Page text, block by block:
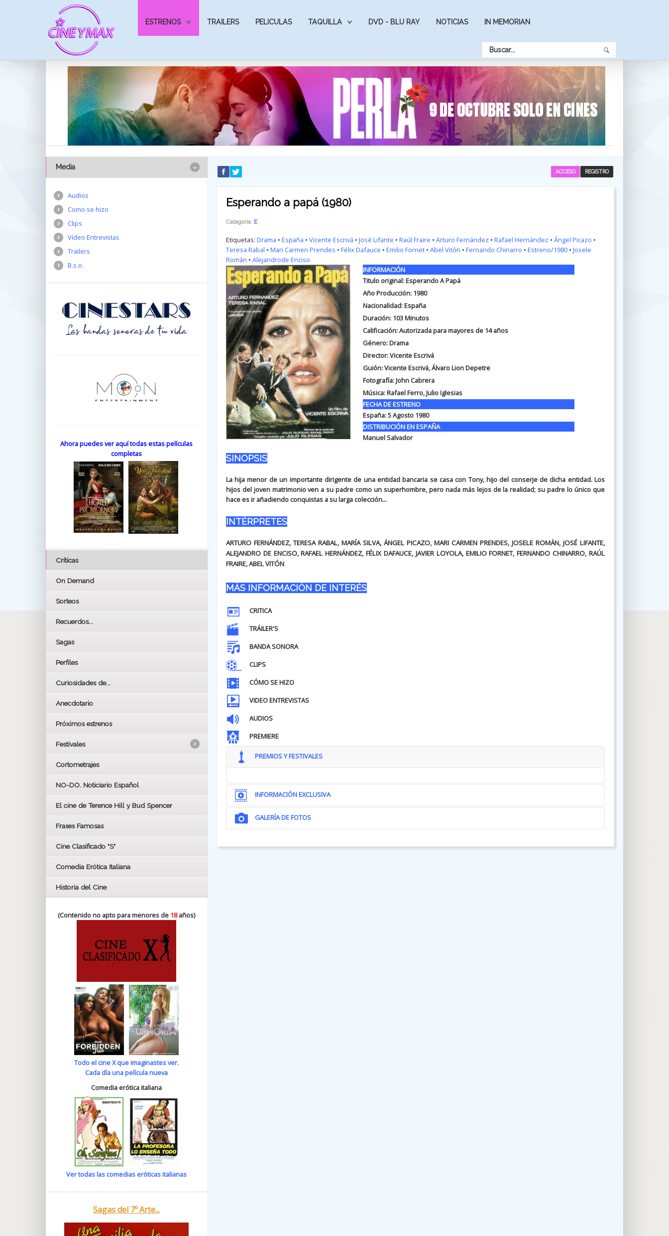
ESTRENOS TRAILERS PELICULAS TAQUILLA DVD - BLU RAY NOTICIAS IN MEMORIAN
REGISTRO
ACCESO
Esperando a papá (1980)
Categoría: E
Etiquetas: Drama • España • Vicente Escrivá • José Lifante • Raúl Fraire • Arturo Fernández • Rafael Hernández • Ángel Picazo •
Teresa Rabal • Mari Carmen Prendes • Félix Dafauce • Emilio Fornet• Abel Vitón • Fernando Chinarro • Estreno/1980• Josele
Román • Alejandrode Enciso
INFORMACIÓN
Titulo original: Esperando A Papá
Año Producción: 1980
Nacionalidad: España
Duración: 103Minutos
Calificación: Autorizada para mayores de 14 años
Género: Drama
Director: Vicente Escrivá
Guión: Vicente Escrivá, Álvaro Lion Depetre
Fotografía: John Cabrera
Música: Rafael Ferro, Julio Iglesias
FECHA DE ESTRENO
España: 5 Agosto 1980
DISTRIBUCIÓN EN ESPAÑA
Manuel Salvador
SINOPSIS
La hija menor de un importante dirigente de una entidad bancaria se casa con Tony, hijo del conserje de dicha entidad. Los
hijos del joven matrimonio ven a su padre como un superhombre, pero nada más lejos de la realidad; su padre lo único que
hace es ir añadiendo conquistas a su larga colección...
INTÉRPRETES
ARTURO FERNÁNDEZ, TERESA RABAL, MARÍA SILVA, ÁNGEL PICAZO, MARI CARMEN PRENDES, JOSELE ROMÁN, JOSÉ LIFANTE,
ALEJANDRO DE ENCISO, RAFAEL HERNÁNDEZ, FÉLIX DAFAUCE, JAVIER LOYOLA, EMILIO FORNET, FERNANDO CHINARRO, RAÚL
FRAIRE, ABEL VITÓN
MÁS INFORMACIÓN DE INTERÉS
CRITICA
TRÁILER'S
BANDA SONORA
CLIPS
CÓMO SE HIZO
VIDEO ENTREVISTAS
AUDIOS
PREMIERE
PREMIOS Y FESTIVALES
INFORMACIÓN EXCLUSIVA
GALERÍA DE FOTOS
Media
Audios
Como se hizo
Clips
Vídeo Entrevistas
Trailers
B.s.o.
Ahora puedes ver aquí todas estas películas
completas
Críticas
On Demand
Sorteos
Recuerdos...
Sagas
Perfiles
Curiosidades de...
Anecdotario
Próximos estrenos
Festivales
LOS OSCARS
BAFTA
Cortometrajes
NO-DO. Noticiario Español
El cine de Terence Hill y Bud Spencer
Frases Famosas
Cine Clasificado "S"
Comedia Erótica Italiana
Historia del Cine
(Contenido no apto para menores de 18años)
Todo el cine X que imaginastes ver.
Cada día una película nueva
Comedia erótica italiana
Ver todas las comedias eróticas italianas
Sagas del 7º Arte...